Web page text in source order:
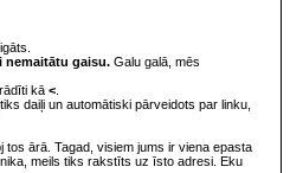
nemaitātu gaisu. Galu galā, mēs
kā <
daiļi un automātiski pārveidots par linku,
ārā. Tagad, visiem jums ir viena epasta
meils tiks rakstīts uz īsto adresi. Eku